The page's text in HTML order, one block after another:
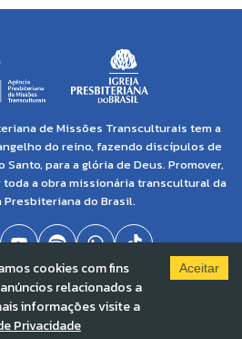
de Missões Transculturais tem a
do reino, fazendo discípulos de
para a glória de Deus. Promover,
a obra missionária transcultural da
Presbiteriana do Brasil.
de Missões Transculturais | CNPJ: 04.138.895/0001-
| Solved By Pippa
cookies com fins
relacionados a
informações visite a
Privacidade
Aceitar